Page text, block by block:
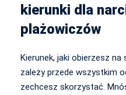
kierunki dla
plażowiczów
Kierunek, jaki obierzesz
zależy przede wszystkim
zechcesz skorzystać.